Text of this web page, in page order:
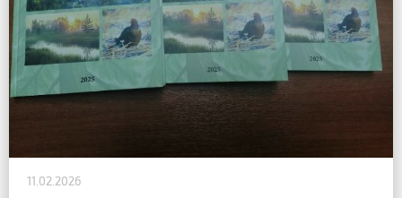
11.02.2026